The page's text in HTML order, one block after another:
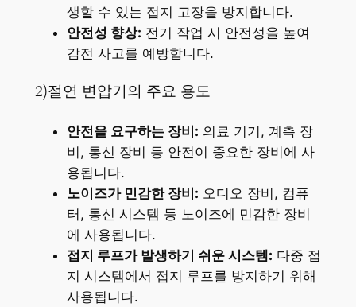
생할 수 있는 접지 고장을 방지합니다.
안전성 향상: 전기 작업 시 안전성을 높여
감전 사고를 예방합니다.
2)절연 변압기의 주요 용도
안전을 요구하는 장비: 의료 기기, 계측 장
비, 통신 장비 등 안전이 중요한 장비에 사
용됩니다.
노이즈가 민감한 장비: 오디오 장비, 컴퓨
터, 통신 시스템 등 노이즈에 민감한 장비
에 사용됩니다.
접지 루프가 발생하기 쉬운 시스템: 다중 접
지 시스템에서 접지 루프를 방지하기 위해
사용됩니다.